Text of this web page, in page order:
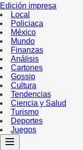
Edición impresa
Local
Policiaca
México
Mundo
Finanzas
Análisis
Cartones
Gossip
Cultura
Tendencias
Ciencia y Salud
Turismo
Deportes
Juegos